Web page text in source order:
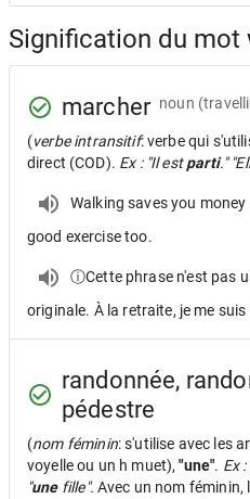
Signification du mot
marcher noun
(verbe intransitif: verbe qui
direct (COD). Ex : "Il estparti."
Walking saves you
good exercise too.
ⓘCette phrase n'est pas
originale. À la retraite, je me
randonnée,
pédestre
(nom féminin: s'utilise avec les
voyelle ou un h muet),"une". Ex
"unefille". Avec un nom féminin,